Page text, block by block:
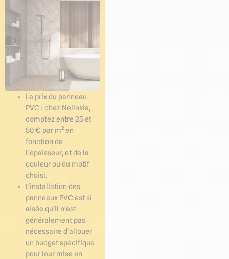
Le prix du panneau
PVC : chez Nelinkia,
comptez entre 25 et
50 € par m² en
fonction de
l’épaisseur, et de la
couleur ou du motif
choisi.
L'installation des
panneaux PVC est si
aisée qu'il n'est
généralement pas
nécessaire d'allouer
un budget spécifique
pour leur mise en